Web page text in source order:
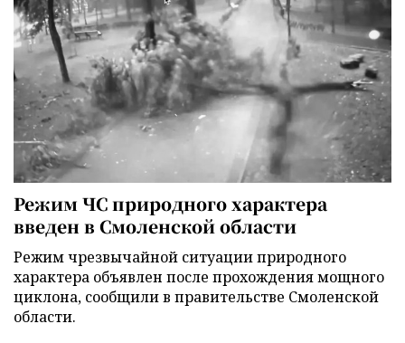
Режим ЧС природного характера
введен в Смоленской области
Режим чрезвычайной ситуации природного
характера объявлен после прохождения мощного
циклона, сообщили в правительстве Смоленской
области.